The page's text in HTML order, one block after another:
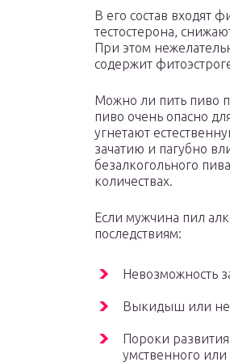
В его состав входят
тестостерона,
При этом
содержит
Можно ли пить пиво
пиво очень опасно
угнетают
зачатию и пагубно
безалкогольного
количествах.
Если мужчина пил
последствиям:
Невозможность
Выкидыш или
Пороки
умственного